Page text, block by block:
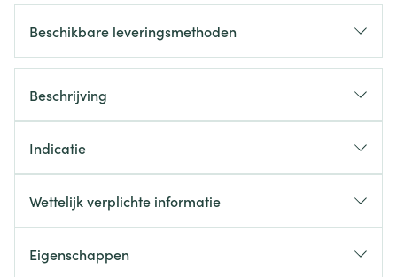
Beschikbare leveringsmethoden
Beschrijving
Indicatie
Wettelijk verplichte informatie
Eigenschappen